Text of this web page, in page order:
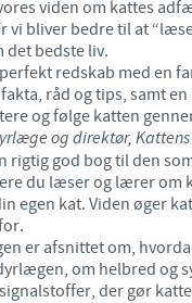
viden om kattes
vi bliver bedre til at
det bedste liv.
redskab med en
råd og tips, samt
og følge katten
og direktør,
rigtig god bog til den
du læser og lærer om
egen kat. Viden øger
er afsnittet om,
om helbred og
der gør